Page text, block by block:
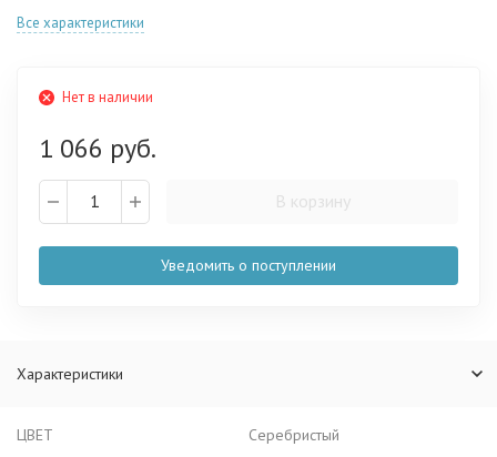
Все характеристики
Нет в наличии
1 066 руб.
В корзину
Уведомить о поступлении
Характеристики
ЦВЕТ
Серебристый